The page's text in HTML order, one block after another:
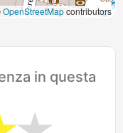
OpenStreetMapcontributors
in questa